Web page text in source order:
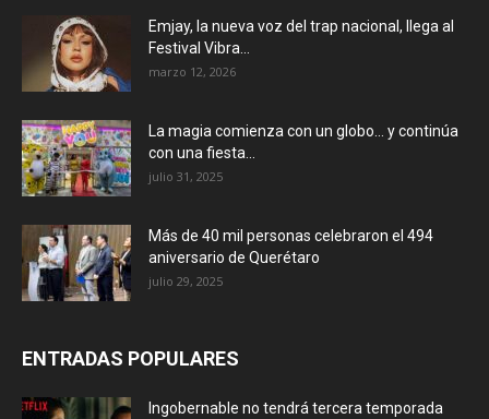
Emjay, la nueva voz del trap nacional, llega al
Festival Vibra...
marzo 12, 2026
La magia comienza con un globo… y continúa
con una fiesta...
julio 31, 2025
Más de 40 mil personas celebraron el 494
aniversario de Querétaro
julio 29, 2025
ENTRADAS POPULARES
Ingobernable no tendrá tercera temporada